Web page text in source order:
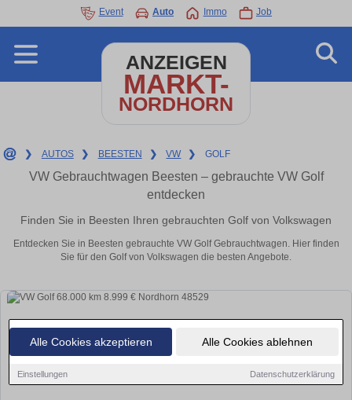
Alle Cookies akzeptieren Alle Cookies ablehnen
Einstellungen Datenschutzerklärung
Event Auto Immo Job
ANZEIGEN
MARKT-
NORDHORN
❯ AUTOS ❯ BEESTEN ❯ VW ❯ GOLF
VW Gebrauchtwagen Beesten – gebrauchte VW Golf
entdecken
Finden Sie in Beesten Ihren gebrauchten Golf von Volkswagen
Entdecken Sie in Beesten gebrauchte VW Golf Gebrauchtwagen. Hier finden
Sie für den Golf von Volkswagen die besten Angebote.